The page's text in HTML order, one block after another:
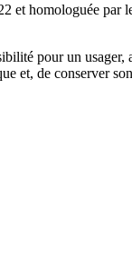
et homologuée par
pour un usager,
et, de conserver